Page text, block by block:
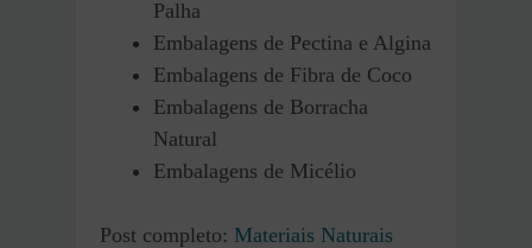
Palha
Embalagens de Pectina e Algina
Embalagens de Fibra de Coco
Embalagens de Borracha
Natural
Embalagens de Micélio
Post completo: Materiais Naturais